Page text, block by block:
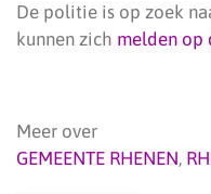
De politie is op zoek
kunnen zich melden op
Meer over
GEMEENTE RHENEN,